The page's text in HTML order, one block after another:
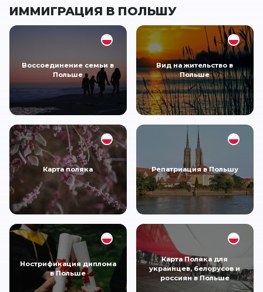
ИММИГРАЦИЯ В ПОЛЬШУ
Воссоединение семьи в
Польше
Вид на жительство в
Польше
Карта поляка Репатриация в Польшу
Нострификация диплома
в Польше
Карта Поляка для
украинцев, белорусов и
россиян в Польше